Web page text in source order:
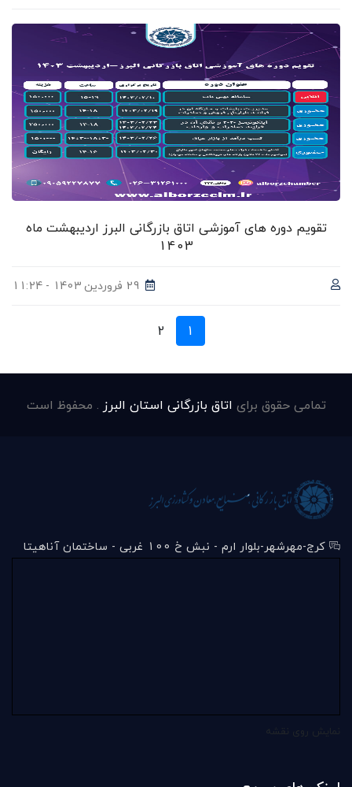
تقویم دوره های آموزشی اتاق بازرگانی البرز اردیبهشت ماه
1403
29 فروردین 1403 - 11:24
1
2
تمامی حقوق برای اتاق بازرگانی استان البرز . محفوظ است
کرج-مهرشهر-بلوار ارم - نبش خ 100 غربی - ساختمان آناهیتا